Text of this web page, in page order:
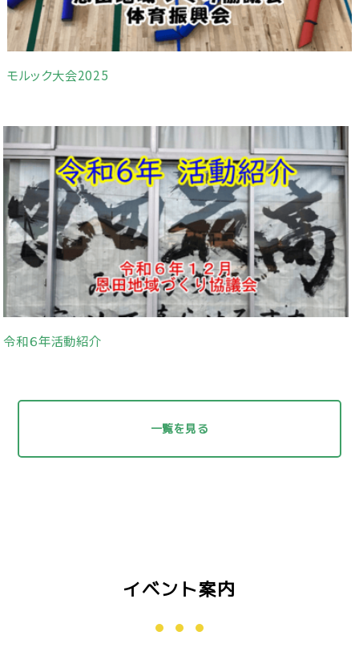
モルック大会2025
令和６年活動紹介
一覧を見る
イベント案内